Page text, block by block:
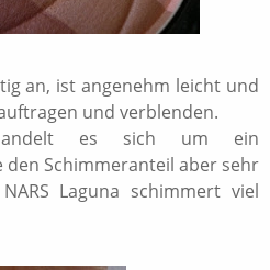
an, ist angenehm leicht und
und verblenden.
es sich um ein
Schimmeranteil aber sehr
Laguna schimmert viel